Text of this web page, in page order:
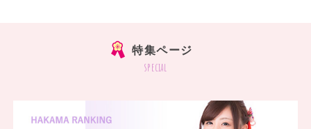
特集ページ
special